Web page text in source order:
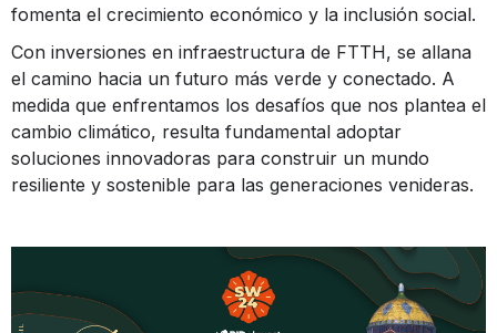
fomenta el crecimiento económico y la inclusión social.
Con inversiones en infraestructura de FTTH, se allana
el camino hacia un futuro más verde y conectado. A
medida que enfrentamos los desafíos que nos plantea el
cambio climático, resulta fundamental adoptar
soluciones innovadoras para construir un mundo
resiliente y sostenible para las generaciones venideras.